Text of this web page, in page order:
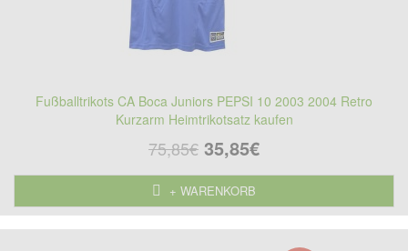
Fußballtrikots CA Boca Juniors PEPSI 10 2003 2004 Retro
Kurzarm Heimtrikotsatz kaufen
75,85€ 35,85€
+ WARENKORB